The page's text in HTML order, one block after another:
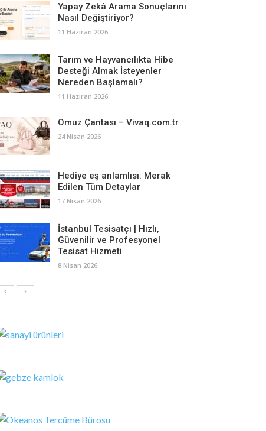
Yapay Zekâ Arama Sonuçlarını
Nasıl Değiştiriyor?
11 Haziran 2026
Tarım ve Hayvancılıkta Hibe
Desteği Almak İsteyenler
Nereden Başlamalı?
11 Haziran 2026
Omuz Çantası – Vivaq.com.tr
24 Nisan 2026
Hediye eş anlamlısı: Merak
Edilen Tüm Detaylar
17 Nisan 2026
İstanbul Tesisatçı | Hızlı,
Güvenilir ve Profesyonel
Tesisat Hizmeti
8 Nisan 2026